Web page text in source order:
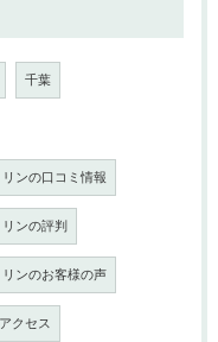
千葉
ンの口コミ情報
ンの評判
ンのお客様の声
アクセス